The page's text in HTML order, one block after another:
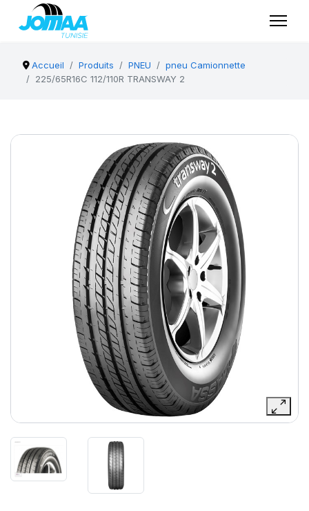
Accueil Produits PNEU
pneu Camionnette
225/65R16C 112/110R TRANSWAY 2